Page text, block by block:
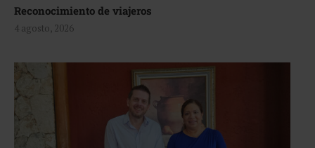
Reconocimiento de viajeros
4 agosto, 2026